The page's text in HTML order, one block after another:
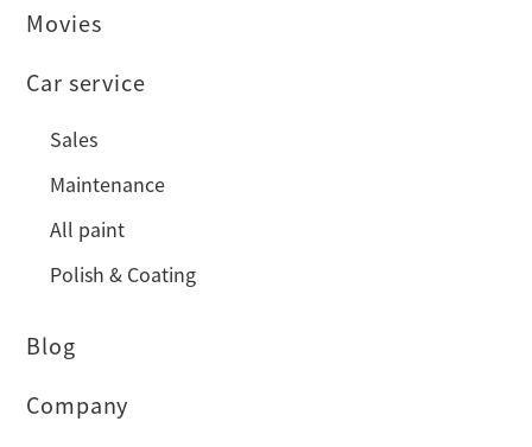
Movies
Car service
Sales
Maintenance
All paint
Polish & Coating
Blog
Company